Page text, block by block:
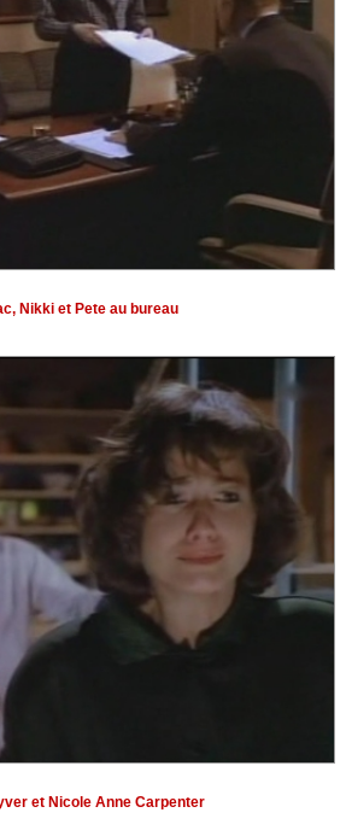
Nikki et Pete au bureau
et Nicole Anne Carpenter